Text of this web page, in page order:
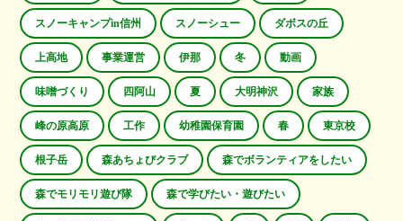
スノーキャンプin信州 スノーシュー ダボスの丘
上高地 事業運営 伊那 冬 動画
味噌づくり 四阿山 夏 大明神沢 家族
峰の原高原 工作 幼稚園保育園 春 東京校
根子岳 森あちょびクラブ 森でボランティアをしたい
森でモリモリ遊び隊 森で学びたい・遊びたい